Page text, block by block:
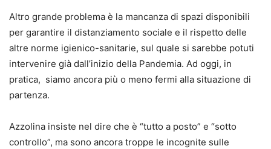
Altro grande problema è la mancanza di spazi disponibili
per garantire il distanziamento sociale e il rispetto delle
altre norme igienico-sanitarie, sul quale si sarebbe potuti
intervenire già dall’inizio della Pandemia. Ad oggi, in
pratica, siamo ancora più o meno fermi alla situazione di
partenza.
Azzolina insiste nel dire che è “tutto a posto” e “sotto
controllo”, ma sono ancora troppe le incognite sulle